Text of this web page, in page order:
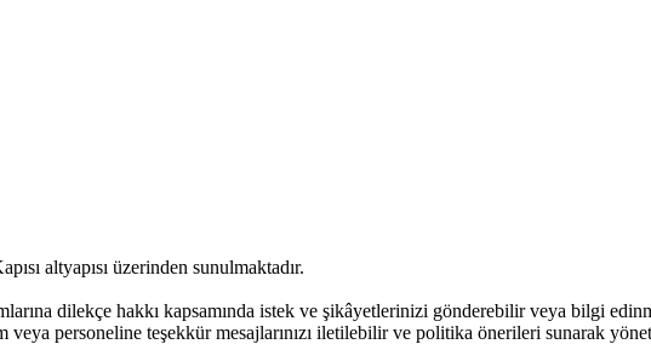
altyapısı üzerinden sunulmaktadır.
dilekçe hakkı kapsamında istek ve şikâyetlerinizi gönderebilir veya bilgi
veya personeline teşekkür mesajlarınızı iletilebilir ve politika önerileri sunarak